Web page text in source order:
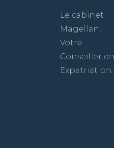
Le cabinet
Magellan,
Votre
Conseiller en
Expatriation